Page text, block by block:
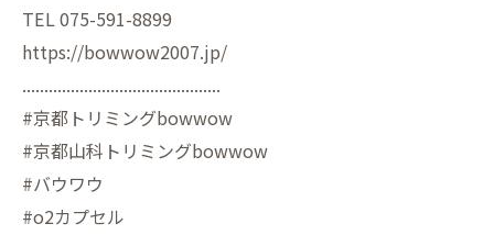
TEL 075-591-8899
https://bowwow2007.jp/
.............................................
#京都トリミングbowwow
#京都山科トリミングbowwow
#バウワウ
#o2カプセル